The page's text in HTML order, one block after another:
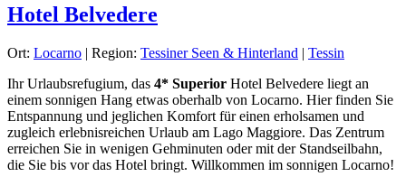
Hotel Belvedere
Ort: Locarno | Region: Tessiner Seen & Hinterland | Tessin
Ihr Urlaubsrefugium, das 4* Superior Hotel Belvedere liegt an
einem sonnigen Hang etwas oberhalb von Locarno. Hier finden Sie
Entspannung und jeglichen Komfort für einen erholsamen und
zugleich erlebnisreichen Urlaub am Lago Maggiore. Das Zentrum
erreichen Sie in wenigen Gehminuten oder mit der Standseilbahn,
die Sie bis vor das Hotel bringt. Willkommen im sonnigen Locarno!